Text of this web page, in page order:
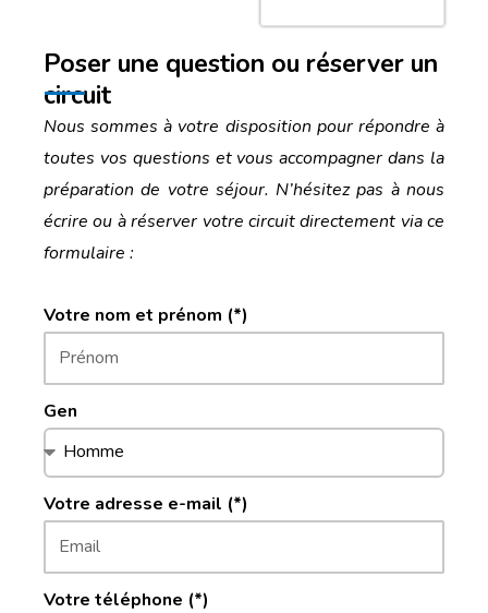
Poser une question ou réserver un
circuit
Nous sommes à votre disposition pour répondre à
toutes vos questions et vous accompagner dans la
préparation de votre séjour. N’hésitez pas à nous
écrire ou à réserver votre circuit directement via ce
formulaire :
Votre nom et prénom (*)
Gen
Votre adresse e-mail (*)
Votre téléphone (*)